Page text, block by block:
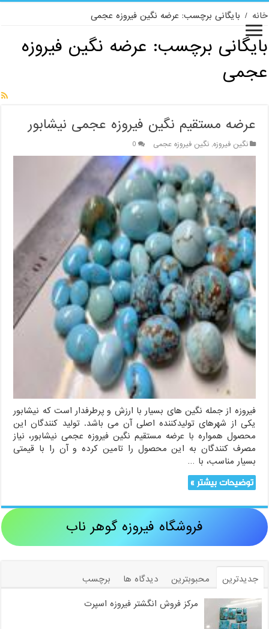
خانه / بایگانی برچسب: عرضه نگین فیروزه عجمی
بایگانی برچسب: عرضه نگین فیروزه
عجمی
عرضه مستقیم نگین فیروزه عجمی نیشابور
نگین فیروزه,نگین فیروزه عجمی 0
فیروزه از جمله نگین های بسیار با ارزش و پرطرفدار است که نیشابور
یکی از شهرهای تولیدکننده اصلی آن می باشد. تولید کنندگان این
محصول همواره با عرضه مستقیم نگین فیروزه عجمی نیشابور، نیاز
مصرف کنندگان به این محصول را تامین کرده و آن را با قیمتی
بسیار مناسب، با …
توضیحات بیشتر »
فروشگاه فیروزه گوهر ناب
جدیدترین محبوبترین دیدگاه ها
برچسب
مرکز فروش انگشتر فیروزه اسپرت